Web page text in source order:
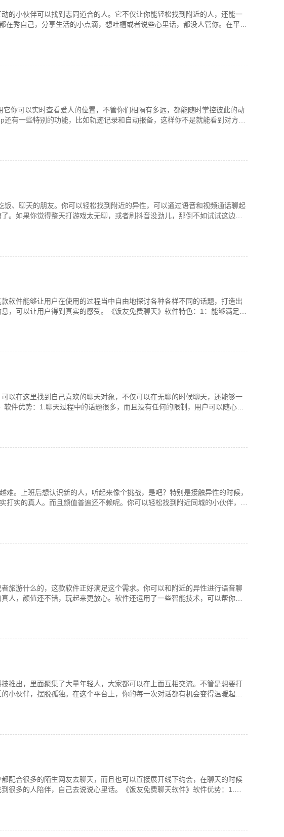
的小伙伴可以找到志同道合的人。它不仅让你能轻松找到附近的人，还能一
秀自己，分享生活的小点滴，想吐槽或者说些心里话，都没人管你。在平台
你可以实时查看爱人的位置，不管你们相隔有多远，都能随时掌控彼此的动
有一些特别的功能，比如轨迹记录和自动报备，这样你不是就能看到对方一
、聊天的朋友。你可以轻松找到附近的异性，可以通过语音和视频通话聊起
如果你觉得整天打游戏太无聊，或者刷抖音没劲儿，那倒不如试试这边。
软件能够让用户在使用的过程当中自由地探讨各种各样不同的话题，打造出
可以让用户得到真实的感受。《饭友免费聊天》软件特色：1：能够满足每
以在这里找到自己喜欢的聊天对象，不仅可以在无聊的时候聊天，还能够一
件优势：1.聊天过程中的话题很多，而且没有任何的限制，用户可以随心所
。上班后想认识新的人，听起来像个挑战，是吧？特别是接触异性的时候，
实的真人。而且颜值普遍还不赖呢。你可以轻松找到附近同城的小伙伴，随
旅游什么的，这款软件正好满足这个需求。你可以和附近的异性进行语音聊
，颜值还不错，玩起来更放心。软件还运用了一些智能技术，可以帮你筛
推出，里面聚集了大量年轻人，大家都可以在上面互相交流。不管是想要打
小伙伴，摆脱孤独。在这个平台上，你的每一次对话都有机会变得温暖起
配合很多的陌生网友去聊天，而且也可以直接展开线下约会，在聊天的时候
多的人陪伴，自己去说说心里话。《饭友免费聊天软件》软件优势：1.在